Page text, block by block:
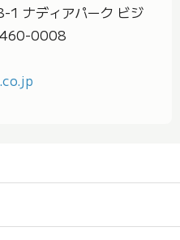
1 ナディアパーク ビジ
0008